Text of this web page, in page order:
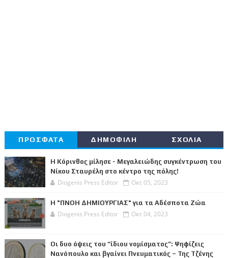
ΠΡΟΣΦΑΤΑ ΔΗΜΟΦΙΛΗ ΣΧΟΛΙΑ
Η Κόρινθος μίλησε - Μεγαλειώδης συγκέντρωση του
Νίκου Σταυρέλη στο κέντρο της πόλης!
Diogenis Press Editor Οκτ 05, 2023
Η "ΠΝΟΗ ΔΗΜΙΟΥΡΓΙΑΣ" για τα Αδέσποτα Ζώα
Diogenis Press Editor Οκτ 04, 2023
Οι δυο όψεις του “ίδιου νομίσματος”: Ψηφίζεις
Νανόπουλο και βγαίνει Πνευματικός – Της Τζένης